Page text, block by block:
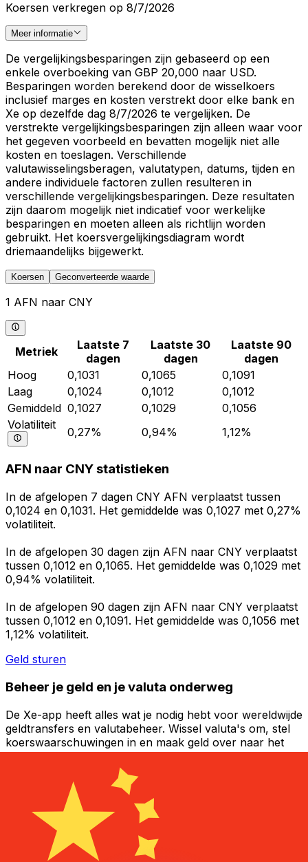
Koersen verkregen op 8/7/2026
Meer informatie
De vergelijkingsbesparingen zijn gebaseerd op een
enkele overboeking van GBP 20,000 naar USD.
Besparingen worden berekend door de wisselkoers
inclusief marges en kosten verstrekt door elke bank en
Xe op dezelfde dag 8/7/2026 te vergelijken. De
verstrekte vergelijkingsbesparingen zijn alleen waar voor
het gegeven voorbeeld en bevatten mogelijk niet alle
kosten en toeslagen. Verschillende
valutawisselingsberagen, valutatypen, datums, tijden en
andere individuele factoren zullen resulteren in
verschillende vergelijkingsbesparingen. Deze resultaten
zijn daarom mogelijk niet indicatief voor werkelijke
besparingen en moeten alleen als richtlijn worden
gebruikt. Het koersvergelijkingsdiagram wordt
driemaandelijks bijgewerkt.
Koersen Geconverteerde waarde
1 AFN naar CNY
Metriek
Laatste 7
dagen
Laatste 30
dagen
Laatste 90
dagen
Hoog
0,1031 0,1065
0,1091
Laag
0,1024 0,1012
0,1012
Gemiddeld 0,1027 0,1029
0,1056
Volatiliteit
0,27% 0,94% 1,12%
AFN naar CNY statistieken
In de afgelopen 7 dagen CNY AFN verplaatst tussen
0,1024 en 0,1031. Het gemiddelde was 0,1027 met 0,27%
volatiliteit.
In de afgelopen 30 dagen zijn AFN naar CNY verplaatst
tussen 0,1012 en 0,1065. Het gemiddelde was 0,1029 met
0,94% volatiliteit.
In de afgelopen 90 dagen zijn AFN naar CNY verplaatst
tussen 0,1012 en 0,1091. Het gemiddelde was 0,1056 met
1,12% volatiliteit.
Geld sturen
Beheer je geld en je valuta onderweg
De Xe-app heeft alles wat je nodig hebt voor wereldwijde
geldtransfers en valutabeheer. Wissel valuta's om, stel
koerswaarschuwingen in en maak geld over naar het
buitenland zonder verborgen kosten. Download